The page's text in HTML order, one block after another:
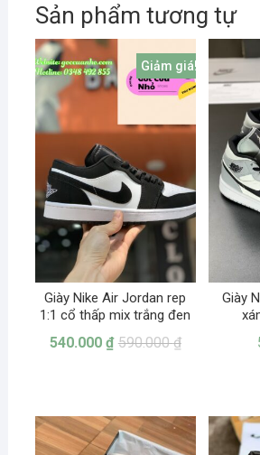
Sản phẩm tương tự
Giảm giá!
Giày Nike Air Jordan rep
1:1 cổ thấp mix trắng đen
590.000₫
540.000 ₫
Giày